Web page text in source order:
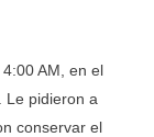
AM, en el
Le pidieron a
conservar el